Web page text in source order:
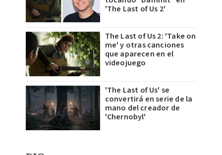
'The Last of Us 2'
The Last of Us 2: 'Take on
me' y otras canciones
que aparecen en el
videojuego
'The Last of Us' se
convertirá en serie de la
mano del creador de
'Chernobyl'